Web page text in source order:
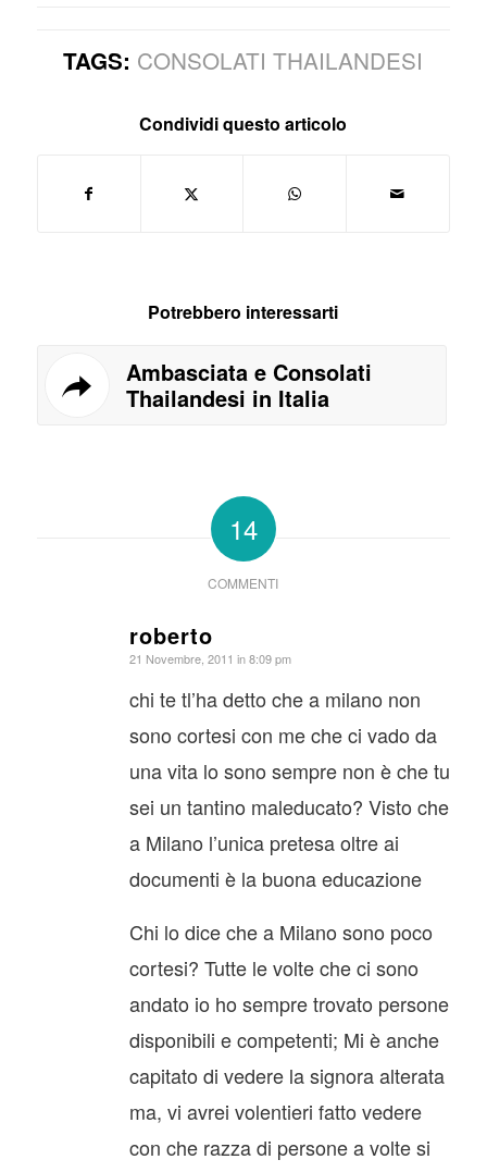
TAGS: CONSOLATI THAILANDESI
Condividi questo articolo
Potrebbero interessarti
Ambasciata e Consolati
Thailandesi in Italia
14
COMMENTI
roberto
dice:
21 Novembre, 2011 in 8:09 pm
chi te tl’ha detto che a milano non
sono cortesi con me che ci vado da
una vita lo sono sempre non è che tu
sei un tantino maleducato? Visto che
a Milano l’unica pretesa oltre ai
documenti è la buona educazione
Chi lo dice che a Milano sono poco
cortesi? Tutte le volte che ci sono
andato io ho sempre trovato persone
disponibili e competenti; Mi è anche
capitato di vedere la signora alterata
ma, vi avrei volentieri fatto vedere
con che razza di persone a volte si